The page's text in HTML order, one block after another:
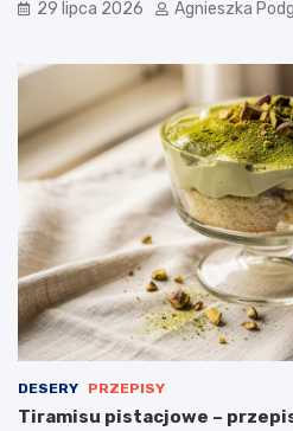
p
s
z
s
t
e
i
a
d
a
n
i
e
n
i
d
a
n
29 lipca 2026 Agnieszka
DESERY PRZEPISY
Tiramisu pistacjowe –